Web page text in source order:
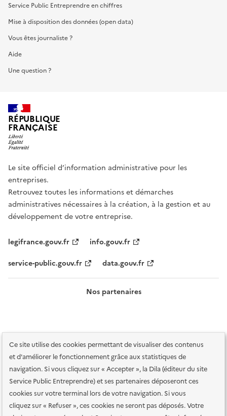
Ce site utilise des cookies permettant de visualiser des contenus
et d'améliorer le fonctionnement grâce aux statistiques de
navigation. Si vous cliquez sur « Accepter », la Dila (éditeur du site
Service Public Entreprendre) et ses partenaires déposeront ces
cookies sur votre terminal lors de votre navigation. Si vous
cliquez sur « Refuser », ces cookies ne seront pas déposés. Votre
Service Public Entreprendre en chiffres
Mise à disposition des données (open data)
Vous êtes journaliste ?
Aide
Une question ?
RÉPUBLIQUE
FRANÇAISE
Le site officiel d’information administrative pour les
entreprises.
Retrouvez toutes les informations et démarches
administratives nécessaires à la création, à la gestion et au
développement de votre entreprise.
legifrance.gouv.fr
info.gouv.fr
service-public.gouv.fr
data.gouv.fr
Nos partenaires
Plan du site Accessibilité : totalement conforme
Accessibilité des
services en ligne
Mentions légales Données personnelles et sécurité